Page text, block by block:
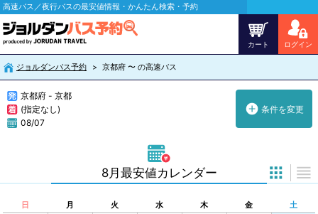
高速バス／夜行バスの最安値情報・かんたん検索・予約
カート ログイン
ジョルダンバス予約 京都府 〜 の高速バス
京都府 - 京都
(指定なし)
08/07
条件を変更
8月最安値カレンダー
日 月 火 水 木 金
土